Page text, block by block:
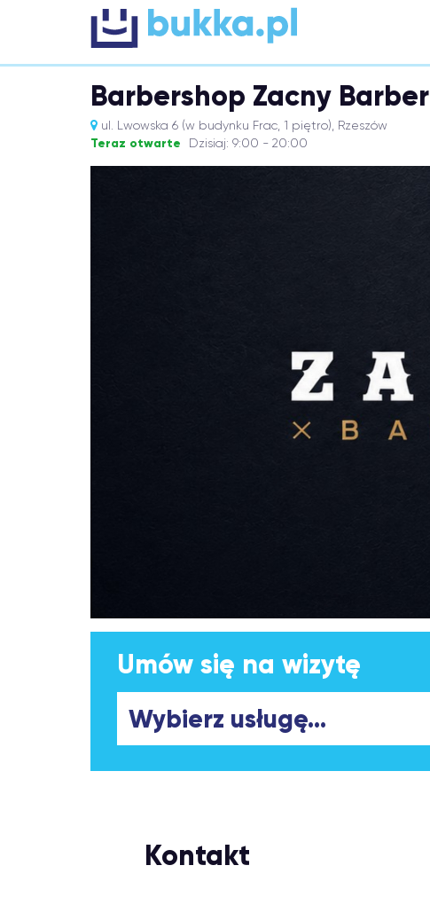
Barbershop Zacny Barber
ul. Lwowska 6 (w budynku Frac, 1 piętro), Rzeszów
Teraz otwarte Dzisiaj: 9:00 - 20:00
Umów się na wizytę
Kontakt